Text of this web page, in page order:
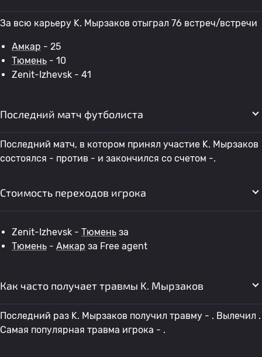
За всю карьеру K. Мырзаков отыграл 76 встреч/встречи
Амкар - 25
Тюмень - 10
Zenit-Izhevsk - 41
Последний матч футболиста
Последний матч, в котором принял участие K. Мырзаков
состоялся - против - и закончился со счетом -.
Стоимость переходов игрока
Zenit-Izhevsk - Тюмень за
Тюмень - Амкар за Free agent
Как часто получает травмы K. Мырзаков
Последний раз K. Мырзаков получил травму - . Вылечил .
Самая популярная травма игрока - .